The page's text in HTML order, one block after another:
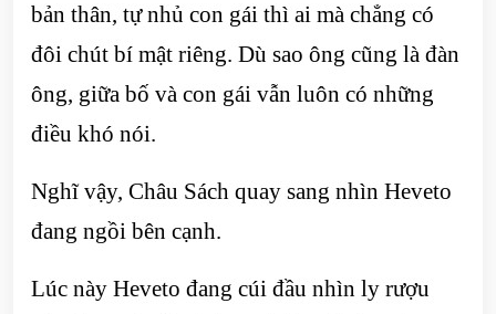
bản thân, tự nhủ con gái thì ai mà chẳng có
đôi chút bí mật riêng. Dù sao ông cũng là đàn
ông, giữa bố và con gái vẫn luôn có những
điều khó nói.
Nghĩ vậy, Châu Sách quay sang nhìn Heveto
đang ngồi bên cạnh.
Lúc này Heveto đang cúi đầu nhìn ly rượu